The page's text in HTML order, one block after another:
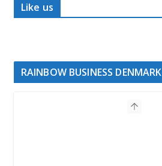
Like us
RAINBOW BUSINESS DENMARK